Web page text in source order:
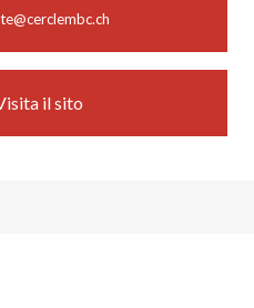
il sito